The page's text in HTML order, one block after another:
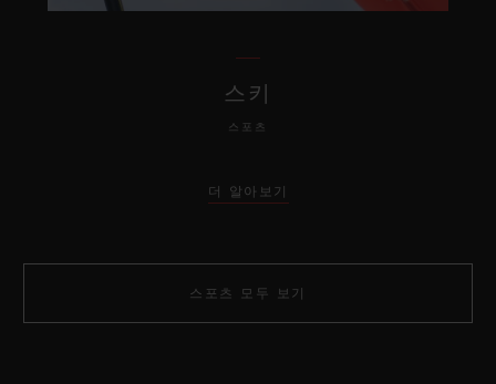
스키
스포츠
더 알아보기
스포츠 모두 보기